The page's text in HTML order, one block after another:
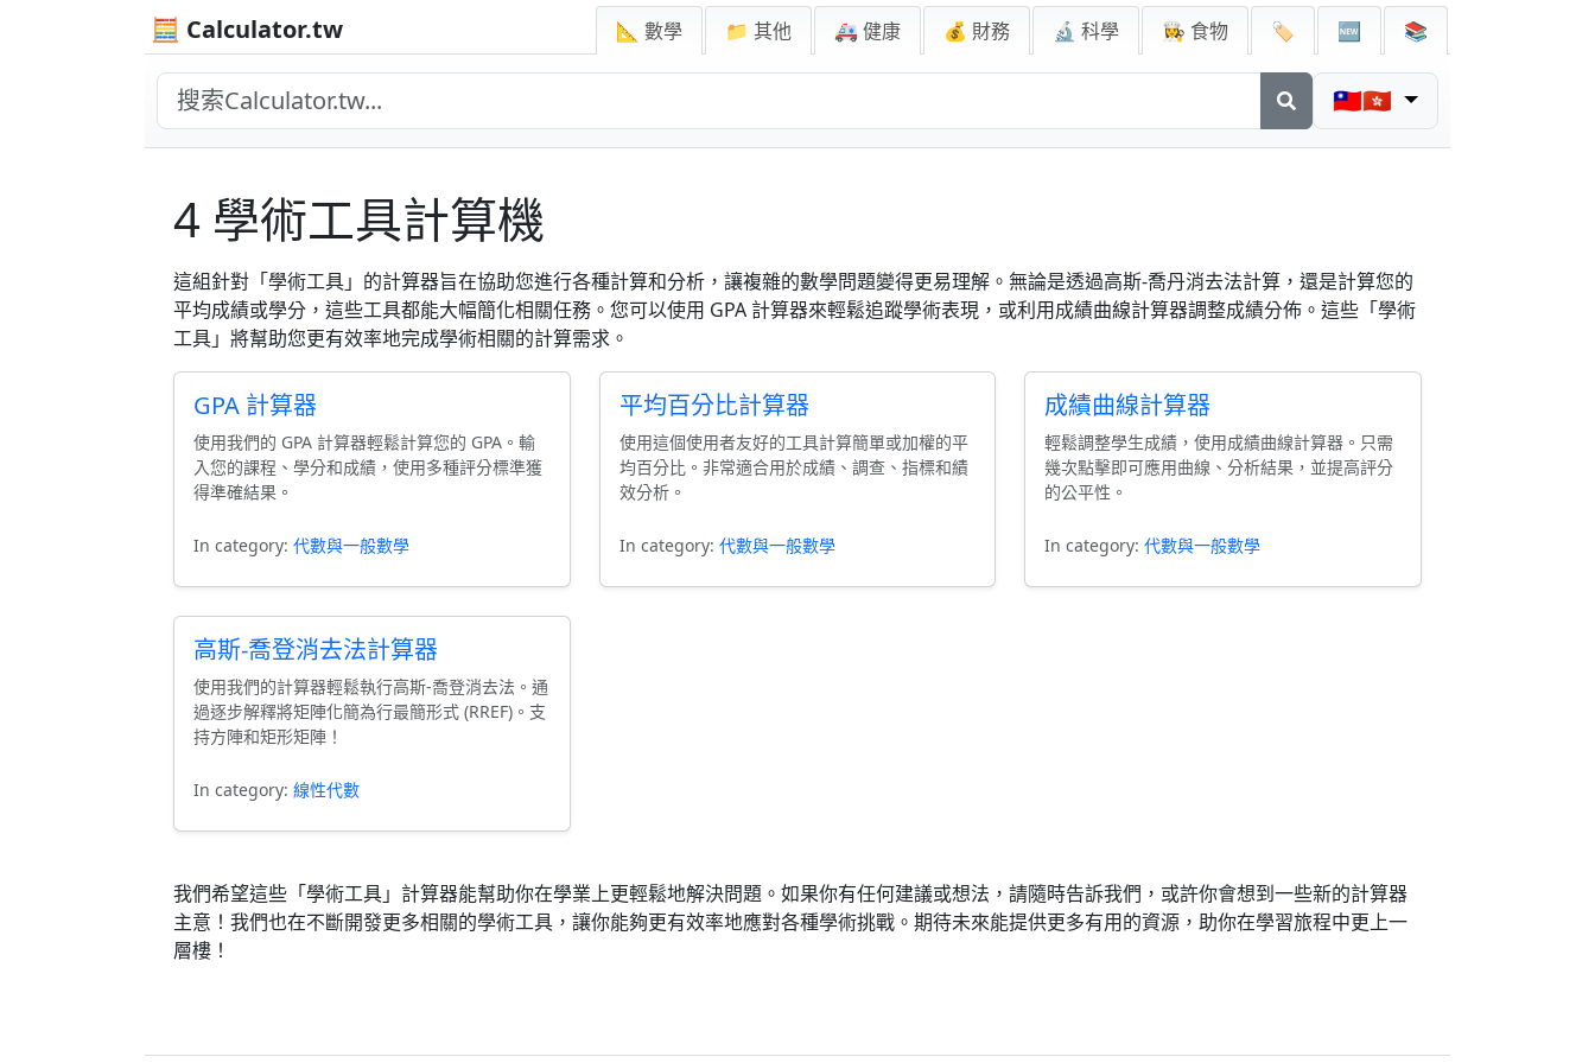
🧮 Calculator.tw 📐 數學 📁 其他 🚑 健康 💰 財務 🔬 科學 👩‍🍳 食物 🏷️ 🆕 📚
🇹🇼🇭🇰
4 學術工具計算機
這組針對「學術工具」的計算器旨在協助您進行各種計算和分析，讓複雜的數學問題變得更易理解。無論是透過高斯-喬丹消去法計算，還是計算您的
平均成績或學分，這些工具都能大幅簡化相關任務。您可以使用 GPA 計算器來輕鬆追蹤學術表現，或利用成績曲線計算器調整成績分佈。這些「學術
工具」將幫助您更有效率地完成學術相關的計算需求。
GPA 計算器
使用我們的 GPA 計算器輕鬆計算您的 GPA。輸
入您的課程、學分和成績，使用多種評分標準獲
得準確結果。
In category: 代數與一般數學
平均百分比計算器
使用這個使用者友好的工具計算簡單或加權的平
均百分比。非常適合用於成績、調查、指標和績
效分析。
In category: 代數與一般數學
成績曲線計算器
輕鬆調整學生成績，使用成績曲線計算器。只需
幾次點擊即可應用曲線、分析結果，並提高評分
的公平性。
In category:代數與一般數學
高斯-喬登消去法計算器
使用我們的計算器輕鬆執行高斯-喬登消去法。通
過逐步解釋將矩陣化簡為行最簡形式 (RREF)。支
持方陣和矩形矩陣！
In category: 線性代數
我們希望這些「學術工具」計算器能幫助你在學業上更輕鬆地解決問題。如果你有任何建議或想法，請隨時告訴我們，或許你會想到一些新的計算器
主意！我們也在不斷開發更多相關的學術工具，讓你能夠更有效率地應對各種學術挑戰。期待未來能提供更多有用的資源，助你在學習旅程中更上一
層樓！